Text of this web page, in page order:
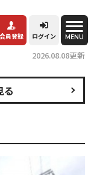
会員登録 ログイン MENU
2026.08.08更新
る